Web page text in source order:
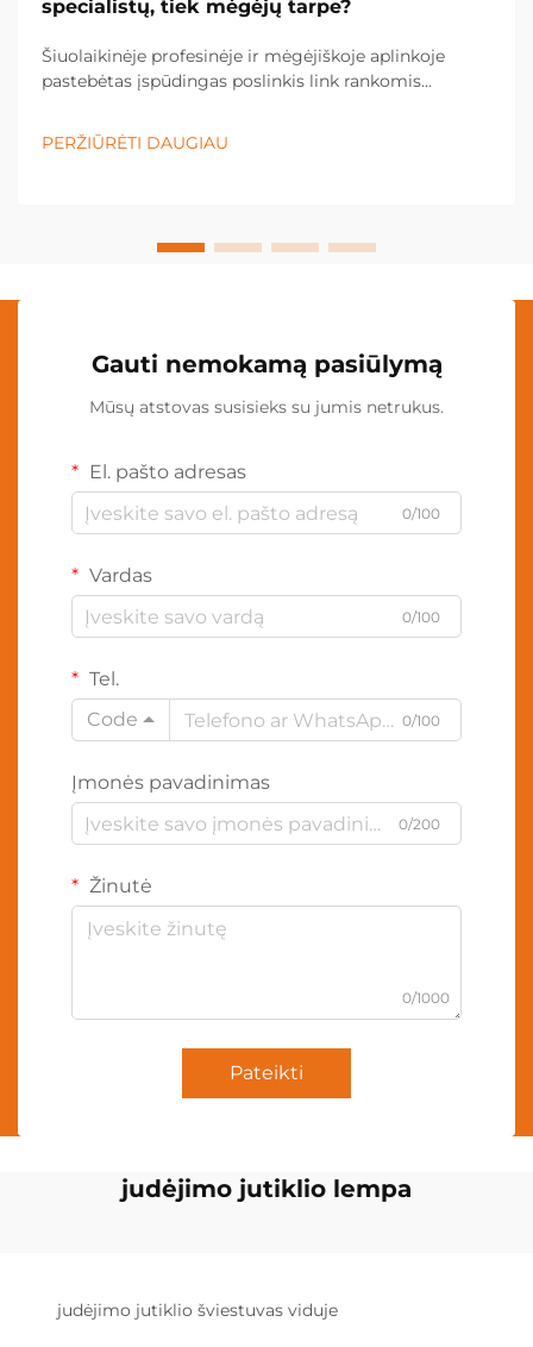
specialistų, tiek mėgėjų tarpe?
Šiuolaikinėje profesinėje ir mėgėjiškoje aplinkoje
pastebėtas įspūdingas poslinkis link rankomis
tapo būtina įranga įvairiose pramonės šakose ir
asmeninėse srityse. Šis inovacinis apšvietimas...
PERŽIŪRĖTI DAUGIAU
Gauti nemokamą pasiūlymą
Mūsų atstovas susisieks su jumis netrukus.
El. pašto adresas
0/100
Vardas
0/100
Tel.
Code
0/100
Įmonės pavadinimas
0/200
Žinutė
0/1000
Pateikti
judėjimo jutiklio lempa
judėjimo jutiklio šviestuvas viduje